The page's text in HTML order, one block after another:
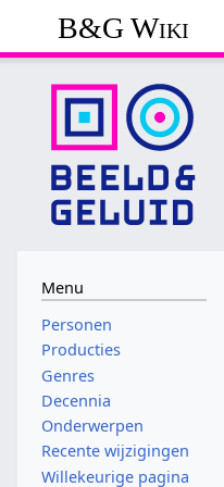
B&G Wiki
Menu
Personen
Producties
Genres
Decennia
Onderwerpen
Recente wijzigingen
Willekeurige pagina